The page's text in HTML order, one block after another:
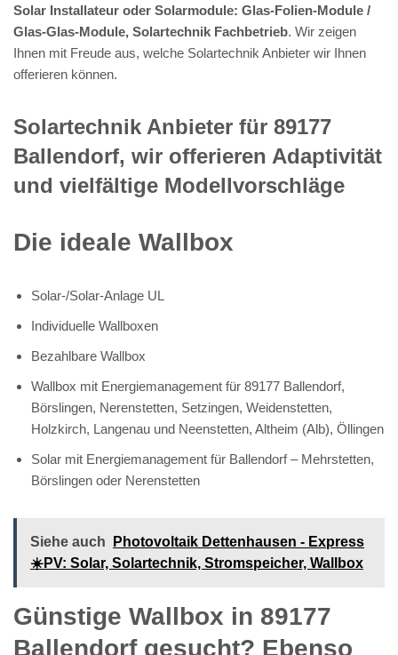
Solar Installateur oder Solarmodule: Glas-Folien-Module /
Glas-Glas-Module, Solartechnik Fachbetrieb. Wir zeigen
Ihnen mit Freude aus, welche Solartechnik Anbieter wir Ihnen
offerieren können.
Solartechnik Anbieter für 89177
Ballendorf, wir offerieren Adaptivität
und vielfältige Modellvorschläge
Die ideale Wallbox
Solar-/Solar-Anlage UL
Individuelle Wallboxen
Bezahlbare Wallbox
Wallbox mit Energiemanagement für 89177 Ballendorf,
Börslingen, Nerenstetten, Setzingen, Weidenstetten,
Holzkirch, Langenau und Neenstetten, Altheim (Alb), Öllingen
Solar mit Energiemanagement für Ballendorf – Mehrstetten,
Börslingen oder Nerenstetten
Siehe auch
Photovoltaik Dettenhausen - Express
☀️PV️: Solar, Solartechnik, Stromspeicher, Wallbox
Günstige Wallbox in 89177
Ballendorf gesucht? Ebenso